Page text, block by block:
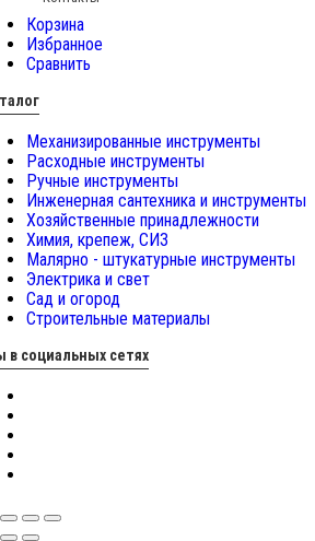
Корзина
Избранное
Сравнить
Механизированные инструменты
Расходные инструменты
Ручные инструменты
Инженерная сантехника и инструменты
Хозяйственные принадлежности
Химия, крепеж, СИЗ
Малярно - штукатурные инструменты
Электрика и свет
Сад и огород
Строительные материалы
в социальных сетях